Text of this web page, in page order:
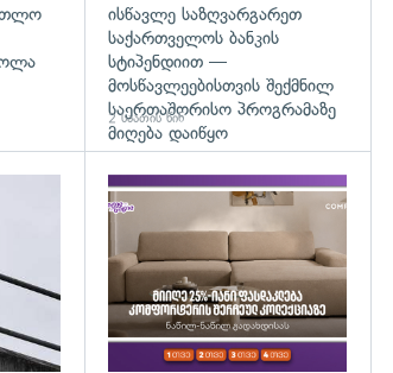
ისწავლე საზღვარგარეთ
საქართველოს ბანკის
სტიპენდიით —
მოსწავლეებისთვის შექმნილ
საერთაშორისო პროგრამაზე
მიღება დაიწყო
2 საათის წინ
გადახედვა